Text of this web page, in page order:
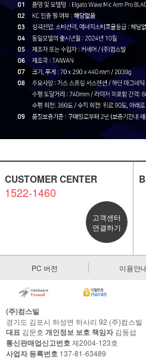
CUSTOMER CENTER
1522-1460
고객센터
연결하기
PC 버전 이용안
(주)컴스빌
경기도 김포시 하성면 하사리 92 (주)컴스빌
대표 김문호 개인정보 보호 책임자김동섭
통신판매업신고번호제2004-123호
사업자 등록번호 137-81-63489